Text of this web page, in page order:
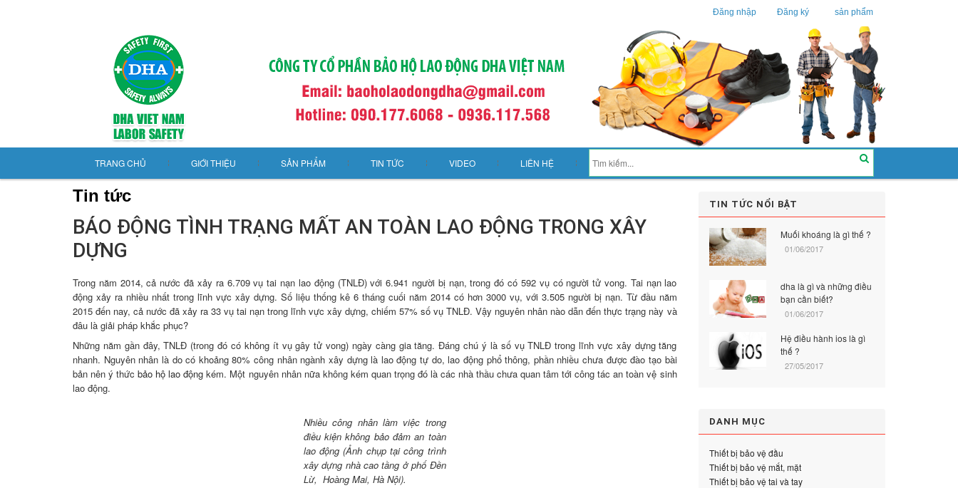
Đăng nhập Đăng ký sản phẩm
TRANG CHỦ GIỚI THIỆU SẢN PHẨM TIN TỨC VIDEO LIÊN HỆ
Tin tức
BÁO ĐỘNG TÌNH TRẠNG MẤT AN TOÀN LAO ĐỘNG TRONG XÂY
DỰNG
Trong năm 2014, cả nước đã xảy ra 6.709 vụ tai nạn lao động (TNLĐ) với 6.941 người bị nạn, trong đó có 592 vụ có người tử vong. Tai nạn lao
động xảy ra nhiều nhất trong lĩnh vực xây dựng. Số liệu thống kê 6 tháng cuối năm 2014 có hơn 3000 vụ, với 3.505 người bị nạn. Từ đầu năm
2015 đến nay, cả nước đã xảy ra 33 vụ tai nạn trong lĩnh vực xây dựng, chiếm 57% số vụ TNLĐ. Vậy nguyên nhân nào dẫn đến thực trạng này và
đâu là giải pháp khắc phục?
Những năm gần đây, TNLĐ (trong đó có không ít vụ gây tử vong) ngày càng gia tăng. Đáng chú ý là số vụ TNLĐ trong lĩnh vực xây dựng tăng
nhanh. Nguyên nhân là do có khoảng 80% công nhân ngành xây dựng là lao động tự do, lao động phổ thông, phần nhiều chưa được đào tạo bài
bản nên ý thứcbảo hộ lao động kém. Một nguyên nhân nữa không kém quan trọng đó là các nhà thầu chưa quan tâm tới công tác an toàn vệ sinh
lao động.
Nhiều công nhân làm việc trong
điều kiện không bảo đảm an toàn
lao động (Ảnh chụp tại công trình
xây dựng nhà cao tầng ở phố Đền
Lừ, Hoàng Mai, Hà Nội).
TIN TỨC NỔI BẬT
Muối khoáng là gì thế ?
01/06/2017
dha là gì và những điều
bạn cần biết?
01/06/2017
Hệ điều hành ios là gì
thế ?
27/05/2017
DANH MỤC
Thiết bị bảo vệ đầu
Thiết bị bảo vệ mắt, mặt
Thiết bị bảo vệ tai và tay